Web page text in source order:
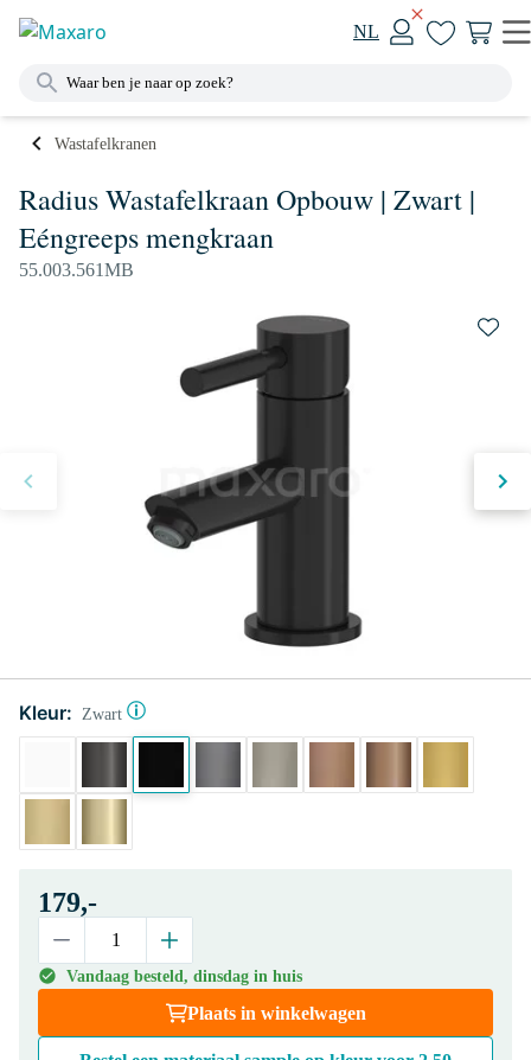
NL
Wastafelkranen
Radius Wastafelkraan Opbouw | Zwart |
Eéngreeps mengkraan
55.003.561MB
Kleur: Zwart
179,-
Vandaag besteld, dinsdag in huis
Plaats in winkelwagen